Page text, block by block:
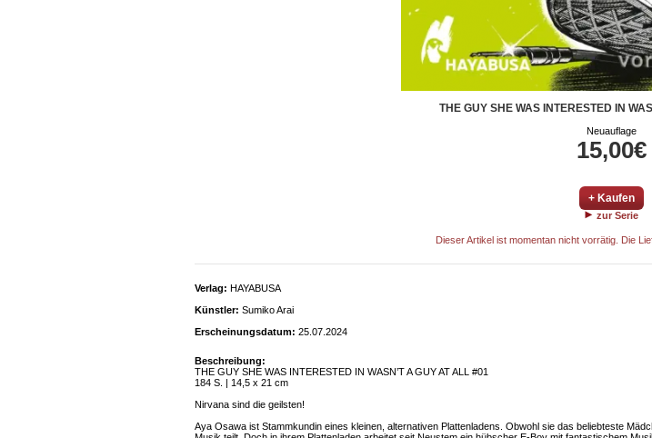
THE GUY SHE WAS INTERESTED IN
Neuauflage
15,00€
+ Kaufen
zur Serie
Dieser Artikel ist momentan nicht vorrätig. Die
Verlag: HAYABUSA
Künstler: Sumiko Arai
Erscheinungsdatum: 25.07.2024
Beschreibung:
THE GUY SHE WAS INTERESTED IN WASN’T A GUY AT ALL #01
184 S. | 14,5 x 21 cm
Nirvana sind die geilsten!
Aya Osawa ist Stammkundin eines kleinen, alternativen Plattenladens. Obwohl sie das beliebteste